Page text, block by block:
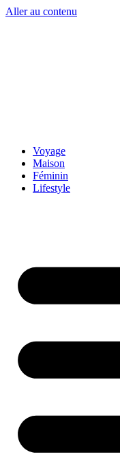
Aller au contenu
Voyage
Maison
Féminin
Lifestyle